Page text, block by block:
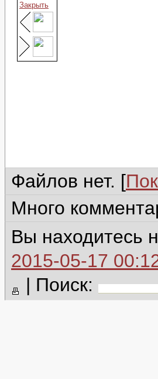
Закрыть
Файлов нет. [
Много
Вы находитесь
2015-05-17
| Поиск: